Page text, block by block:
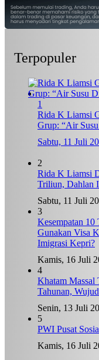
Terpopuler
1
Rida K Liamsi
Grup: “Air
Sabtu, 11 Juli
2
Rida K Liamsi
Triliun, Dahlan
Sabtu, 11 Juli
3
Kesempatan
Gunakan Visa
Imigrasi Kepri?
Kamis, 16 Juli
4
Khatam Massal
Tahunan,
Senin, 13 Juli
5
PWI Pusat
Kamis, 16 Juli